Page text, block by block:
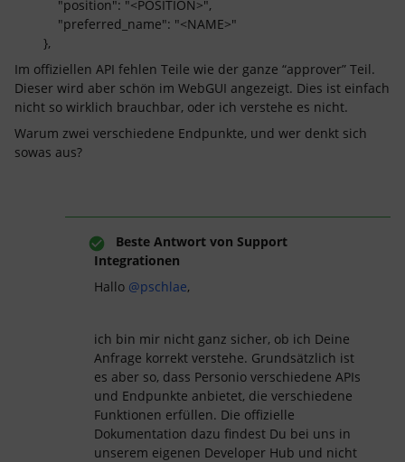
"position": "<POSITION>",
"preferred_name": "<NAME>"
},
Im offiziellen API fehlen Teile wie der ganze “approver” Teil.
Dieser wird aber schön im WebGUI angezeigt. Dies ist einfach
nicht so wirklich brauchbar, oder ich verstehe es nicht.
Warum zwei verschiedene Endpunkte, und wer denkt sich
sowas aus?
Beste Antwort von Support
Integrationen
Hallo @pschlae,
ich bin mir nicht ganz sicher, ob ich Deine
Anfrage korrekt verstehe. Grundsätzlich ist
es aber so, dass Personio verschiedene APIs
und Endpunkte anbietet, die verschiedene
Funktionen erfüllen. Die offizielle
Dokumentation dazu findest Du bei uns in
unserem eigenen Developer Hub und nicht